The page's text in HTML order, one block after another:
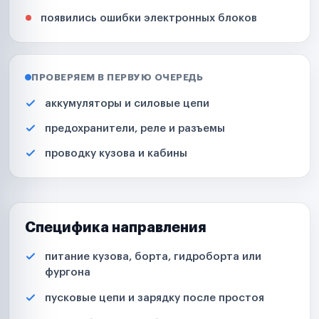
появились ошибки электронных блоков
ПРОВЕРЯЕМ В ПЕРВУЮ ОЧЕРЕДЬ
аккумуляторы и силовые цепи
предохранители, реле и разъемы
проводку кузова и кабины
Специфика направления
питание кузова, борта, гидроборта или
фургона
пусковые цепи и зарядку после простоя